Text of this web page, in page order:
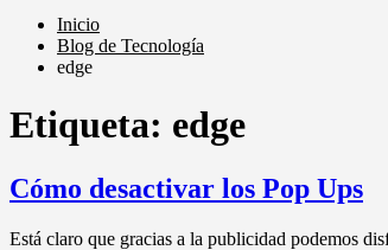
Inicio
Blog de Tecnología
edge
Etiqueta: edge
Cómo desactivar los Pop Ups
Está claro que gracias a la publicidad podemos